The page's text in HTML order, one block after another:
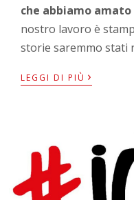
che abbiamo
nostro lavoro è
storie saremmo stati
LEGGI DI PIÙ ›